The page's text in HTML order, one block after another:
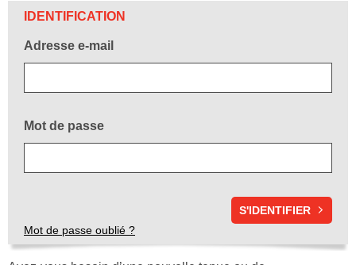
IDENTIFICATION
Adresse e-mail
Mot de passe
Mot de passe oublié ?